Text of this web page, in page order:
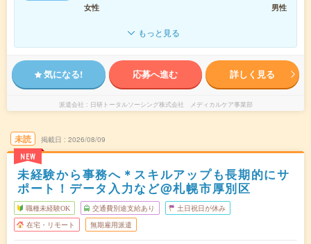
女性
男性
もっと見る
気になる! 応募へ進む 詳しく見る
派遣会社 日研トータルソーシング株式会社 メディカルケア事業部
未読
NEW
掲載日 2026/08/09
未経験から事務へ＊スキルアップも長期的にサ
ポート！データ入力など@札幌市厚別区
職種未経験OK 交通費別途支給あり 土日祝日が休み
在宅・リモート 無期雇用派遣